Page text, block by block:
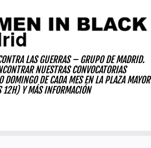
LAS GUERRAS – GRUPO DE MADRID.
NUESTRAS CONVOCATORIAS
DOMINGO DE CADA MES EN LA PLAZA MAYOR
12H) Y MÁS INFORMACIÓN